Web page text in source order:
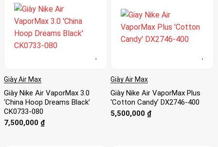
Giày Air Max
Giày Nike Air VaporMax 3.0
‘China Hoop Dreams Black’
CK0733-080
7,500,000 ₫
Giày Air Max
Giày Nike Air VaporMax Plus
‘Cotton Candy’ DX2746-400
5,500,000 ₫